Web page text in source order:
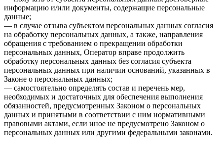
информацию и/или документы, содержащие персональные
данные;
— в случае отзыва субъектом персональных данных согласия
на обработку персональных данных, а также, направления
обращения с требованием о прекращении обработки
персональных данных, Оператор вправе продолжить
обработку персональных данных без согласия субъекта
персональных данных при наличии оснований, указанных в
Законе о персональных данных;
— самостоятельно определять состав и перечень мер,
необходимых и достаточных для обеспечения выполнения
обязанностей, предусмотренных Законом о персональных
данных и принятыми в соответствии с ним нормативными
правовыми актами, если иное не предусмотрено Законом о
персональных данных или другими федеральными законами.